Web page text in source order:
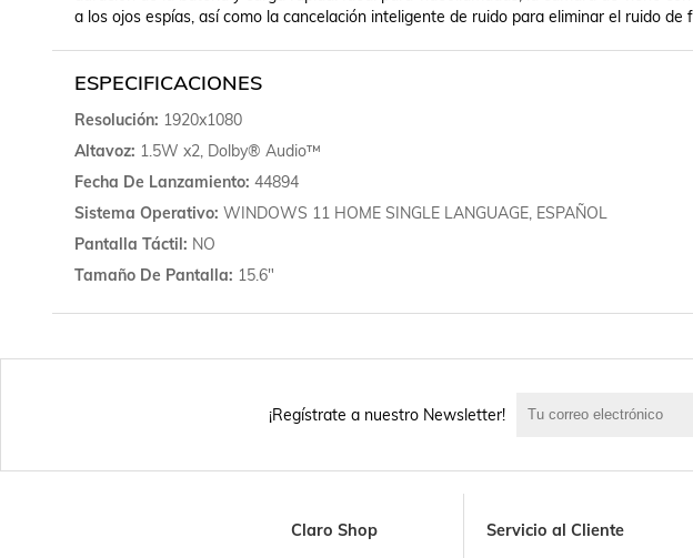
a los ojos espías, así como la cancelación inteligente de ruido para eliminar el ruido de
ESPECIFICACIONES
Resolución 1920x1080
Altavoz 1.5W x2, Dolby® Audio™
Fecha De Lanzamiento 44894
Sistema Operativo WINDOWS 11 HOME SINGLE LANGUAGE, ESPAÑOL
Pantalla Táctil NO
Tamaño De Pantalla 15.6"
¡Regístrate a nuestro Newsletter!
Claro Shop Servicio al Cliente